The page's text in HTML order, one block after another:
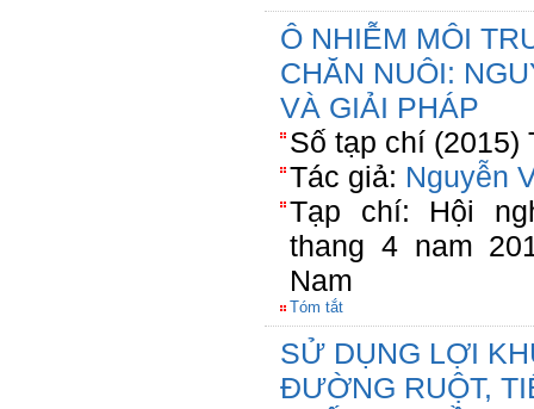
Ô NHIỄM MÔI
CHĂN NUÔI:
VÀ GIẢI PHÁP
Số tạp chí (2015)
Tác giả: Nguyễn
Tạp chí: Hội
thang 4 nam
Nam
Tóm tắt
SỬ DỤNG LỢI
ĐƯỜNG RUỘT,